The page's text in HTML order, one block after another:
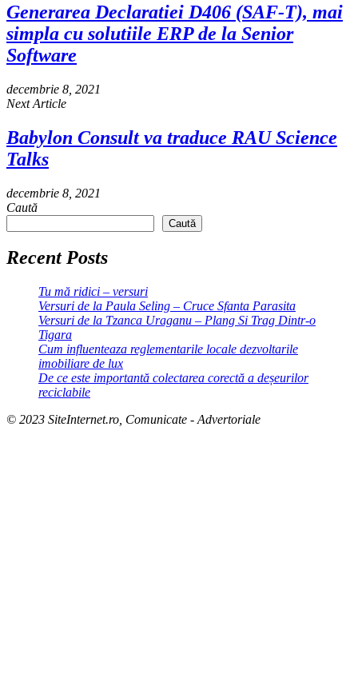
Generarea Declaratiei D406 (SAF-T), mai
simpla cu solutiile ERP de la Senior
Software
decembrie 8, 2021
Next Article
Babylon Consult va traduce RAU Science
Talks
decembrie 8, 2021
Caută
Caută
Recent Posts
Tu mă ridici – versuri
Versuri de la Paula Seling – Cruce Sfanta Parasita
Versuri de la Tzanca Uraganu – Plang Si Trag Dintr-o
Tigara
Cum influenteaza reglementarile locale dezvoltarile
imobiliare de lux
De ce este importantă colectarea corectă a deșeurilor
reciclabile
© 2023 SiteInternet.ro, Comunicate - Advertoriale